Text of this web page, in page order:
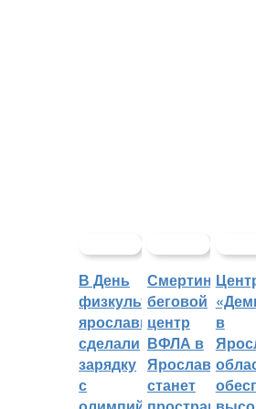
В День
физкультурника
ярославцы
сделали
зарядку
с
Смертин:
беговой
центр
ВФЛА в
Ярославле
станет
в